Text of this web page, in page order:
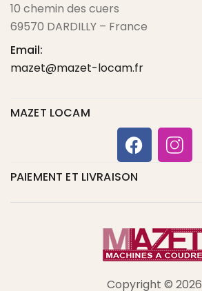
10 chemin des cuers
69570 DARDILLY – France
Email:
mazet@mazet-locam.fr
MAZET LOCAM
PAIEMENT ET LIVRAISON
Copyright © 2026